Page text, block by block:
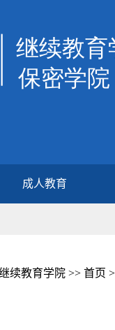
成人教育
续教育学院 >> 首页